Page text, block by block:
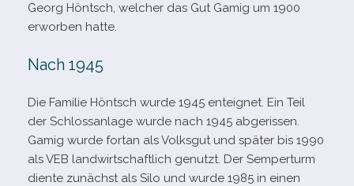
Georg Höntsch, wel­cher das Gut Gamig um 1900
erwor­ben hatte.
Nach 1945
Die Familie Höntsch wurde 1945 ent­eig­net. Ein Teil
der Schlossanlage wurde nach 1945 abge­ris­sen.
Gamig wurde fortan als Volksgut und spä­ter bis 1990
als VEB land­wirt­schaft­lich genutzt. Der Semperturm
diente zunächst als Silo und wurde 1985 in einen